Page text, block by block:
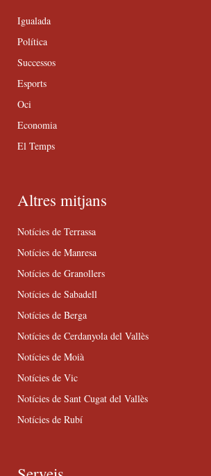
Igualada
Política
Successos
Esports
Oci
Economia
El Temps
Altres mitjans
Notícies de Terrassa
Notícies de Manresa
Notícies de Granollers
Notícies de Sabadell
Notícies de Berga
Notícies de Cerdanyola del Vallès
Notícies de Moià
Notícies de Vic
Notícies de Sant Cugat del Vallès
Notícies de Rubí